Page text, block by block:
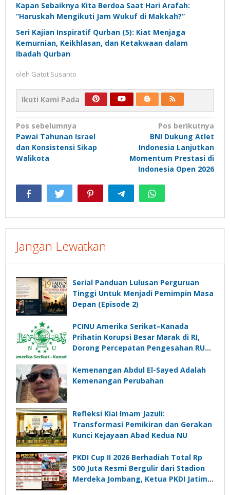
Kapan Sebaiknya Kita Berdoa Saat Hari Arafah:
“Haruskah Mengikuti Jam Wukuf di Makkah?”
Seri Kajian Inspiratif Qurban (5): Kiat Menjaga
Kemurnian, Keikhlasan, dan Ketakwaan dalam
Ibadah Qurban
oleh Gatot Susanto
Ikuti Kami Pada
Navigasi
pos
Pos sebelumnya
Pawai Tahunan Israel
dan Konsistensi Sikap
Walikota
Pos berikutnya
BNI Dukung Atlet
Indonesia Lanjutkan
Momentum Prestasi di
Indonesia Open 2026
Jangan Lewatkan
Serial Panduan Lulusan Perguruan
Tinggi Untuk Menjadi Pemimpin Masa
Depan (Episode 2)
PCINU Amerika Serikat–Kanada
Prihatin Korupsi Besar Marak di RI,
Dorong Percepatan Pengesahan RUU
Kemenangan Abdul El-Sayed Adalah
Kemenangan Perubahan
Refleksi Kiai Imam Jazuli:
Transformasi Pemikiran dan Gerakan
Kunci Kejayaan Abad Kedua NU
PKDI Cup II 2026 Berhadiah Total Rp
500 Juta Resmi Bergulir dari Stadion
Merdeka Jombang, Ketua PKDI Jatim: